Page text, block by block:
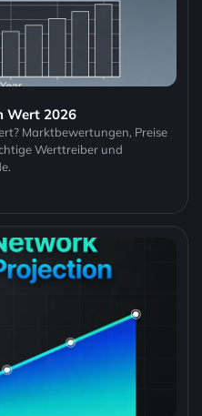
Wert 2026
Marktbewertungen, Preise
Werttreiber und